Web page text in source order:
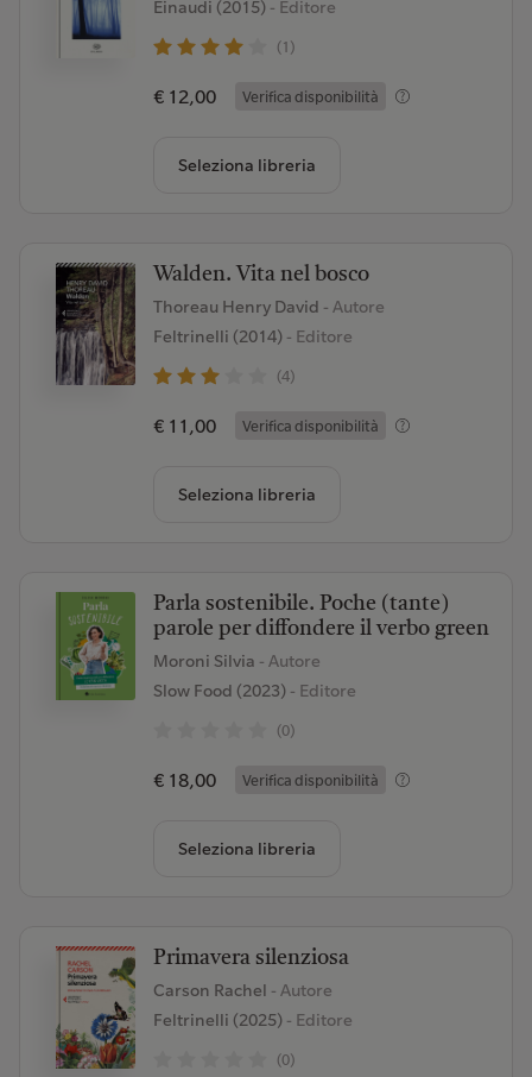
Einaudi (2015)- Editore
(1)
€ 12,00 Verifica disponibilità
Seleziona libreria
Walden. Vita nel bosco
Thoreau Henry David - Autore
Feltrinelli (2014)- Editore
(4)
€ 11,00 Verifica disponibilità
Seleziona libreria
Parla sostenibile. Poche (tante)
parole per diffondere il verbo green
Moroni Silvia - Autore
Slow Food (2023)- Editore
(0)
€ 18,00 Verifica disponibilità
Seleziona libreria
Primavera silenziosa
Carson Rachel - Autore
Feltrinelli (2025)- Editore
(0)